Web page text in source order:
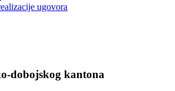
ugovora
dobojskog kantona